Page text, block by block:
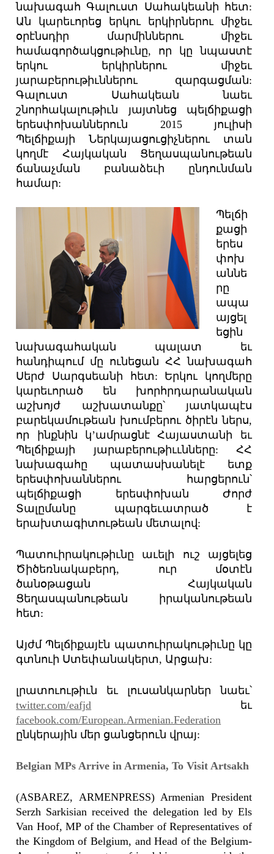
նախագահ Գալուստ Սահակեանի հետ:
Ան կարեւորեց երկու երկիրներու միջեւ
օրէնսդիր մարմիններու միջեւ
համագործակցութիւնը, որ կը նպաստէ
երկու երկիրներու միջեւ
յարաբերութիւններու զարգացման:
Գալուստ Սահակեան նաեւ
շնորհակալութիւն յայտնեց պելճիքացի
երեսփոխաններուն 2015 յուլիսի
Պելճիքայի Ներկայացուցիչներու տան
կողմէ Հայկական Ցեղասպանութեան
ճանաչման բանաձեւի ընդունման
համար:
Պելճի
քացի
երես
փոխ
աննե
րը
ապա
այցել
եցին
նախագահական պալատ եւ
հանդիպում մը ունեցան ՀՀ նախագահ
Սերժ Սարգսեանի հետ: Երկու կողմերը
կարեւորած են խորհրդարանական
աշխոյժ աշխատանքը՝ յատկապէս
բարեկամութեան խումբերու ծիրէն ներս,
որ ինքնին կ’ամրացնէ Հայաստանի եւ
Պելճիքայի յարաբերութիււնները: ՀՀ
նախագահը պատասխանելէ ետք
երեսփոխաններու հարցերուն՝
պելճիքացի երեսփոխան Ժորժ
Տալըմանը պարգեւատրած է
երախտագիտութեան մետալով:
Պատուիրակութիւնը աւելի ուշ այցելեց
Ծիծեռնակաբերդ, ուր մօտէն
ծանօթացան Հայկական
Ցեղասպանութեան իրականութեան
հետ:
Այժմ Պելճիքայէն պատուիրակութիւնը կը
գտնուի Ստեփանակերտ, Արցախ:
լրատուութիւն եւ լուսանկարներ նաեւ՝
twitter.com/eafjd եւ
facebook.com/European.Armenian.Federation
ընկերային մեր ցանցերուն վրայ:
Belgian MPs Arrive in Armenia, To Visit Artsakh
(ASBAREZ, ARMENPRESS) Armenian President
Serzh Sarkisian received the delegation led by Els
Van Hoof, MP of the Chamber of Representatives of
the Kingdom of Belgium, and Head of the Belgium-